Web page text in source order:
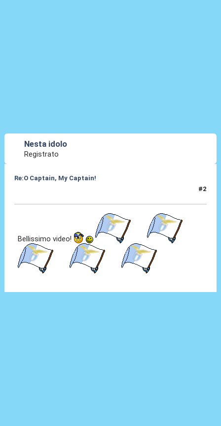
Nesta idolo
Registrato
Re:O Captain, My Captain!
#2
Bellissimo video!